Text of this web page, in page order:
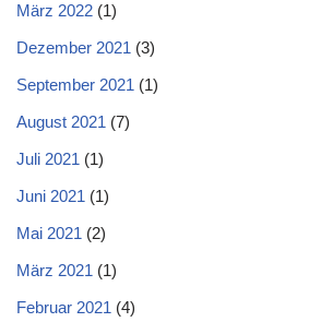
März 2022 (1)
Dezember 2021 (3)
September 2021 (1)
August 2021 (7)
Juli 2021 (1)
Juni 2021 (1)
Mai 2021 (2)
März 2021 (1)
Februar 2021 (4)